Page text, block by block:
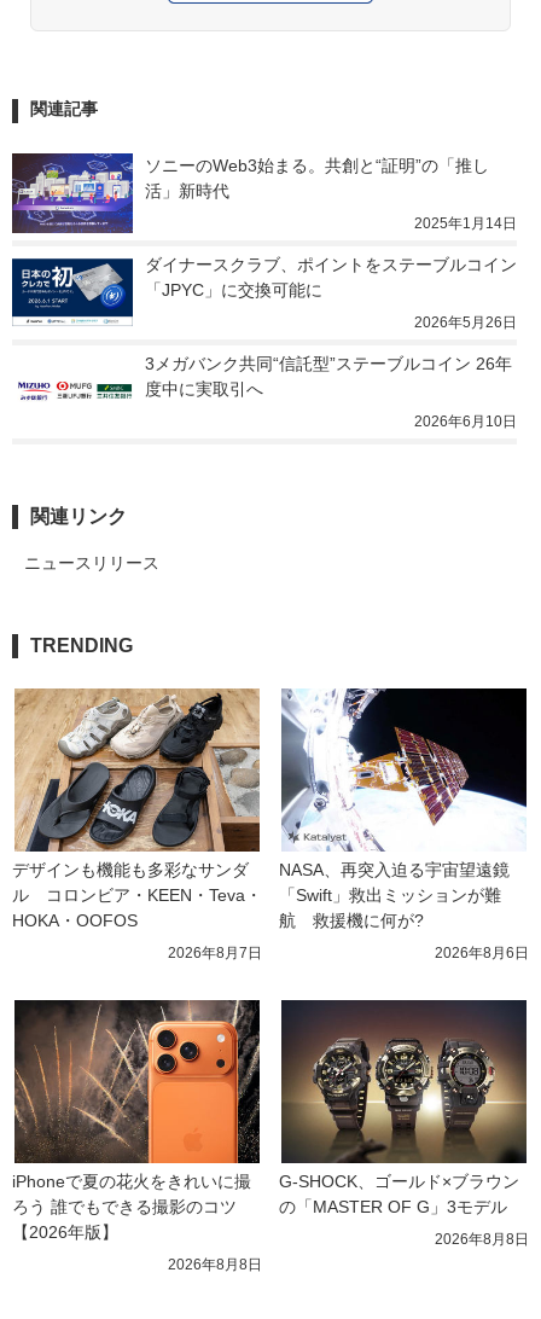
関連記事
ソニーのWeb3始まる。共創と“証明”の「推し
活」新時代
2025年1月14日
ダイナースクラブ、ポイントをステーブルコイン
「JPYC」に交換可能に
2026年5月26日
3メガバンク共同“信託型”ステーブルコイン 26年
度中に実取引へ
2026年6月10日
関連リンク
ニュースリリース
TRENDING
デザインも機能も多彩なサンダ
ル　コロンビア・KEEN・Teva・
HOKA・OOFOS
2026年8月7日
NASA、再突入迫る宇宙望遠鏡
「Swift」救出ミッションが難
航　救援機に何が?
2026年8月6日
iPhoneで夏の花火をきれいに撮
ろう 誰でもできる撮影のコツ
【2026年版】
2026年8月8日
G-SHOCK、ゴールド×ブラウン
の「MASTER OF G」3モデル
2026年8月8日